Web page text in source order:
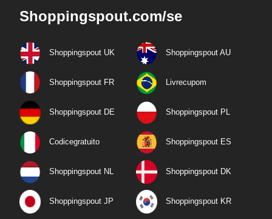
Shoppingspout.com/se
Shoppingspout UK Shoppingspout AU
Shoppingspout FR Livrecupom
Shoppingspout DE Shoppingspout PL
Codicegratuito Shoppingspout ES
Shoppingspout NL Shoppingspout DK
Shoppingspout JP Shoppingspout KR